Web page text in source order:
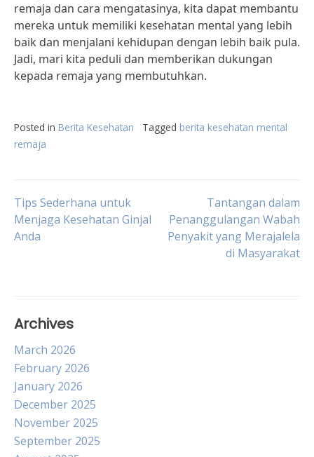
remaja dan cara mengatasinya, kita dapat membantu
mereka untuk memiliki kesehatan mental yang lebih
baik dan menjalani kehidupan dengan lebih baik pula.
Jadi, mari kita peduli dan memberikan dukungan
kepada remaja yang membutuhkan.
Posted in Berita Kesehatan Tagged berita kesehatan mental
remaja
Post
navigation
Tips Sederhana untuk
Menjaga Kesehatan Ginjal
Anda
Tantangan dalam
Penanggulangan Wabah
Penyakit yang Merajalela
di Masyarakat
Archives
March 2026
February 2026
January 2026
December 2025
November 2025
September 2025